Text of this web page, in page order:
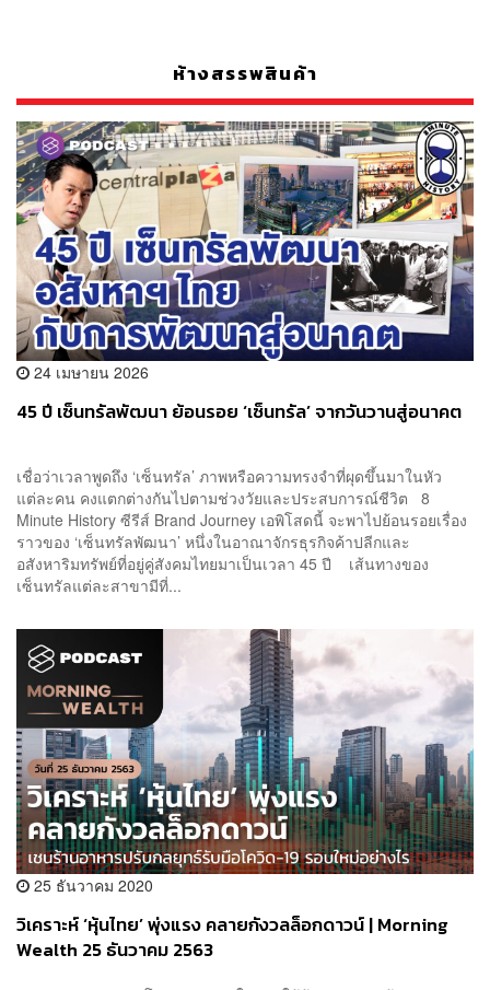
ห้างสรรพสินค้า
24 เมษายน 2026
45 ปี เซ็นทรัลพัฒนา ย้อนรอย ‘เซ็นทรัล’ จากวันวานสู่อนาคต
เชื่อว่าเวลาพูดถึง ‘เซ็นทรัล’ ภาพหรือความทรงจำที่ผุดขึ้นมาในหัว
แต่ละคน คงแตกต่างกันไปตามช่วงวัยและประสบการณ์ชีวิต 8
Minute History ซีรีส์ Brand Journey เอพิโสดนี้ จะพาไปย้อนรอยเรื่อง
ราวของ ‘เซ็นทรัลพัฒนา’ หนึ่งในอาณาจักรธุรกิจค้าปลีกและ
อสังหาริมทรัพย์ที่อยู่คู่สังคมไทยมาเป็นเวลา 45 ปี เส้นทางของ
เซ็นทรัลแต่ละสาขามีที่...
25 ธันวาคม 2020
วิเคราะห์ ‘หุ้นไทย’ พุ่งแรง คลายกังวลล็อกดาวน์ | Morning
Wealth 25 ธันวาคม 2563